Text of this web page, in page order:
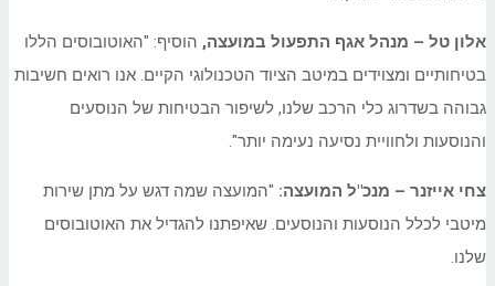
אלון טל – מנהל אגף התפעול במועצה, הוסיף: "האוטובוסים הללו
בטיחותיים ומצוידים במיטב הציוד הטכנולוגי הקיים. אנו רואים חשיבות
גבוהה בשדרוג כלי הרכב שלנו, לשיפור הבטיחות של הנוסעים
והנוסעות ולחוויית נסיעה נעימה יותר".
צחי אייזנר – מנכ"ל המועצה: "המועצה שמה דגש על מתן שירות
מיטבי לכלל הנוסעות והנוסעים. שאיפתנו להגדיל את האוטובוסים
שלנו.